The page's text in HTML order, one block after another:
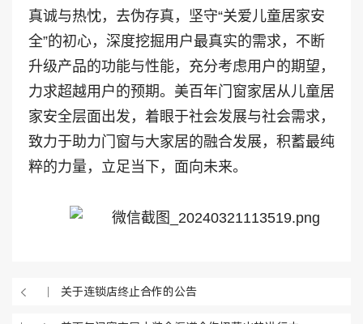
真诚与热忱，去伪存真，坚守“关爱儿童居家安
全”的初心，深度挖掘用户最真实的需求，不断
升级产品的功能与性能，充分考虑用户的期望，
力求超越用户的预期。美百年门窗家居从儿童居
家安全层面出发，着眼于社会发展与社会需求，
致力于助力门窗与大家居的融合发展，积蓄最纯
粹的力量，立足当下，面向未来。
关于连锁店终止合作的公告